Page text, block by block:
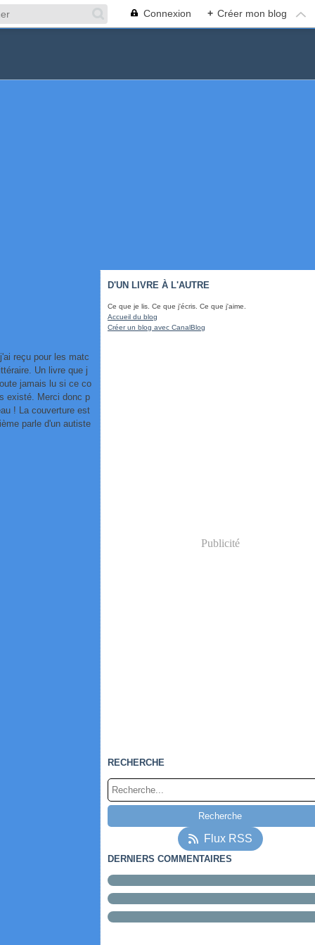
Connexion + Créer mon blog
reçu pour les matc
Un livre que j
jamais lu si ce co
existé. Merci donc p
! La couverture est
parle d'un autiste
D'UN LIVRE À L'AUTRE
Ce que je lis. Ce que j'écris. Ce que j'aime.
Accueil du blog
Créer un blog avec CanalBlog
Publicité
RECHERCHE
Flux RSS
DERNIERS COMMENTAIRES